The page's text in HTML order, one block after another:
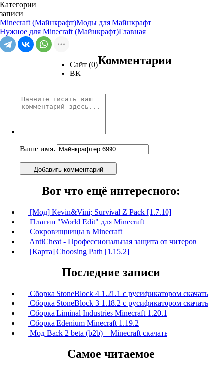
Категории
записи
Minecraft (Майнкрафт)Моды для Майнкрафт
Нужное для Minecraft (Майнкрафт)Главная
Сайт (0)
ВК
Комментарии
Ваше имя:
Добавить комментарий
Вот что ещё интересного:
[Мод] Kevin&Vini; Survival Z Pack [1.7.10]
Плагин "World Edit" для Minecraft
Сокровищницы в Minecraft
AntiCheat - Профессиональная защита от читеров
[Карта] Сhoosing Path [1.15.2]
Последние записи
Сборка StoneBlock 4 1.21.1 с русификатором скачать
Сборка StoneBlock 3 1.18.2 с русификатором скачать
Сборка Liminal Industries Minecraft 1.20.1
Сборка Edenium Minecraft 1.19.2
Мод Back 2 beta (b2b) – Minecraft скачать
Самое читаемое